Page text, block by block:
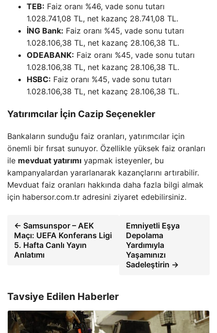
TEB: Faiz oranı %46, vade sonu tutarı
1.028.741,08 TL, net kazanç 28.741,08 TL.
İNG Bank: Faiz oranı %45, vade sonu tutarı
1.028.106,38 TL, net kazanç 28.106,38 TL.
ODEABANK: Faiz oranı %45, vade sonu tutarı
1.028.106,38 TL, net kazanç 28.106,38 TL.
HSBC: Faiz oranı %45, vade sonu tutarı
1.028.106,38 TL, net kazanç 28.106,38 TL.
Yatırımcılar İçin Cazip Seçenekler
Bankaların sunduğu faiz oranları, yatırımcılar için
önemli bir fırsat sunuyor. Özellikle yüksek faiz oranları
ile mevduat yatırımı yapmak isteyenler, bu
kampanyalardan yararlanarak kazançlarını artırabilir.
Mevduat faiz oranları hakkında daha fazla bilgi almak
için habersor.com.tr adresini ziyaret edebilirsiniz.
← Samsunspor – AEK
Maçı: UEFA Konferans Ligi
5. Hafta Canlı Yayın
Anlatımı
Emniyetli Eşya
Depolama
Yardımıyla
Yaşamınızı
Sadeleştirin →
Tavsiye Edilen Haberler